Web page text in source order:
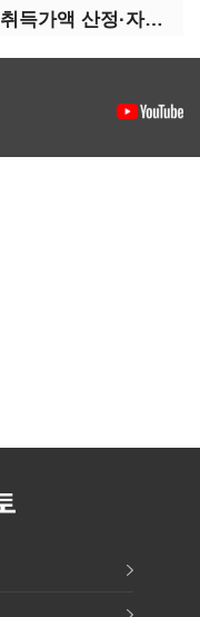
내년 코인 과세 강행…관건은 '취득가액 산정·자산 이동'